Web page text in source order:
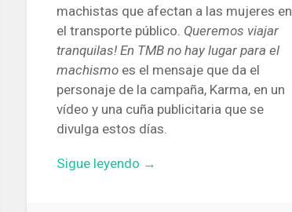
machistas que afectan a las mujeres en
el transporte público. Queremos viajar
tranquilas! En TMB no hay lugar para el
machismo es el mensaje que da el
personaje de la campaña, Karma, en un
vídeo y una cuña publicitaria que se
divulga estos días.
Sigue leyendo «La
→